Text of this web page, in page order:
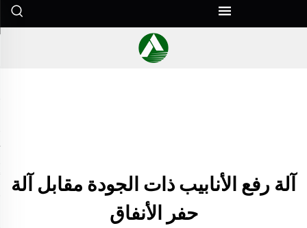
آلة رفع الأنابيب ذات الجودة مقابل آلة
حفر الأنفاق